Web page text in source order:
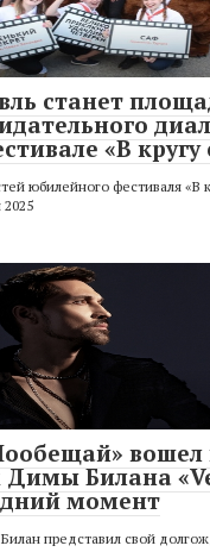
станет
«В кругу
юбилейного фестиваля «В
Димы Билана
момент
представил свой